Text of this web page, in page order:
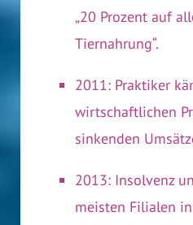
„20 Prozent auf
Tiernahrung“.
2011: Praktiker
wirtschaftlichen
sinkenden
2013: Insolvenz
meisten Filialen